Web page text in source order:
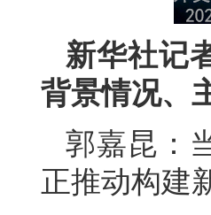
新华社记
背景情况、
郭嘉昆：
正推动构建